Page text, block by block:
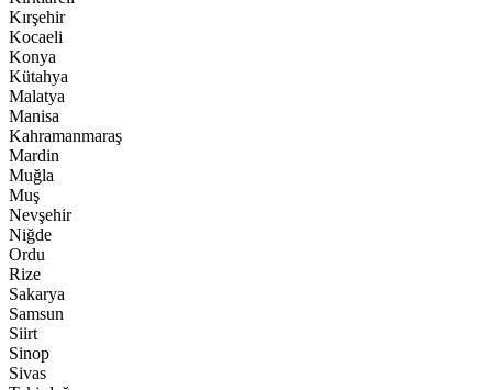
Kırşehir
Kocaeli
Konya
Kütahya
Malatya
Manisa
Kahramanmaraş
Mardin
Muğla
Muş
Nevşehir
Niğde
Ordu
Rize
Sakarya
Samsun
Siirt
Sinop
Sivas